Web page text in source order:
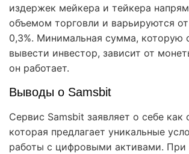
издержек мейкера и тейкера
объемом торговли и варьируются
0,3%. Минимальная сумма, которую
вывести инвестор, зависит от
он работает.
Выводы о Samsbit
Сервис Samsbit заявляет о себе как
которая предлагает уникальные
работы с цифровыми активами. При